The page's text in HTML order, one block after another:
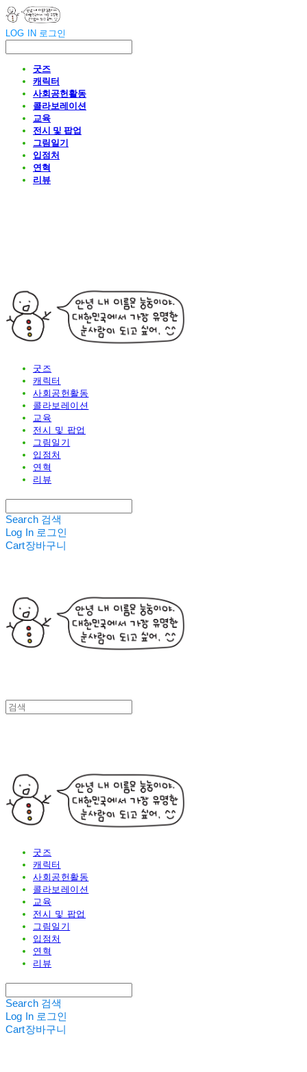
LOG IN 로그인
굿즈
캐릭터
사회공헌활동
콜라보레이션
교육
전시 및 팝업
그림일기
입점처
연혁
리뷰
굿즈
캐릭터
사회공헌활동
콜라보레이션
교육
전시 및 팝업
그림일기
입점처
연혁
리뷰
Search 검색
Log In 로그인
Cart장바구니
굿즈
캐릭터
사회공헌활동
콜라보레이션
교육
전시 및 팝업
그림일기
입점처
연혁
리뷰
Search 검색
Log In 로그인
Cart장바구니